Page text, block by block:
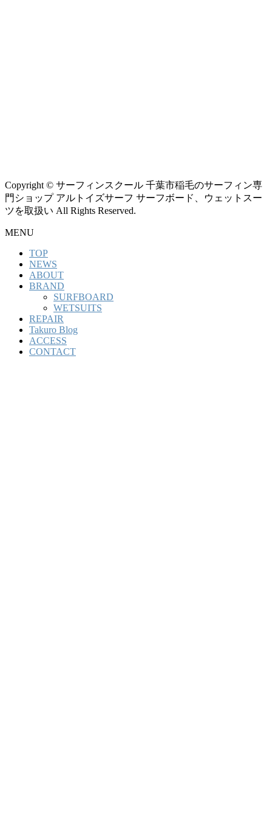
Copyright © サーフィンスクール 千葉市稲毛のサーフィン専
門ショップ アルトイズサーフ サーフボード、ウェットスー
ツを取扱い All Rights Reserved.
MENU
TOP
NEWS
ABOUT
BRAND
SURFBOARD
WETSUITS
REPAIR
Takuro Blog
ACCESS
CONTACT